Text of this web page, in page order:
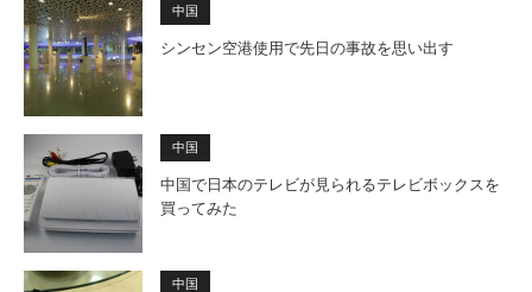
中国
シンセン空港使用で先日の事故を思い出す
中国
中国で日本のテレビが見られるテレビボックスを
買ってみた
中国